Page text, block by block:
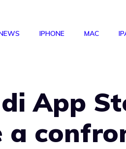
IPHONE MAC
App
a